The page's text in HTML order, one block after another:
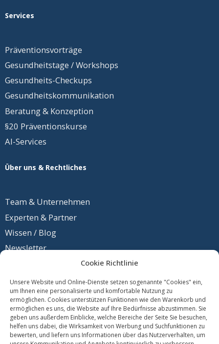
Cookie Richtlinie
Unsere Website und Online-Dienste setzen sogenannte "Cookies" ein,
um Ihnen eine personalisierte und komfortable Nutzung zu
ermöglichen. Cookies unterstützen Funktionen wie den Warenkorb und
ermöglichen es uns, die Website auf Ihre Bedürfnisse abzustimmen. Sie
geben uns außerdem Einblicke, welche Bereiche der Seite Sie besuchen,
helfen uns dabei, die Wirksamkeit von Werbung und Suchfunktionen zu
bewerten, und liefern uns Informationen über das Nutzerverhalten, um
Services
Präventionsvorträge
Gesundheitstage / Workshops
Gesundheits-Checkups
Gesundheits­kommunikation
Beratung & Konzeption
§20 Präventionskurse
AI-Services
Über uns & Rechtliches
Team & Unternehmen
Experten & Partner
Wissen / Blog
Newsletter
Kontakt
Datenschutz
Impressum